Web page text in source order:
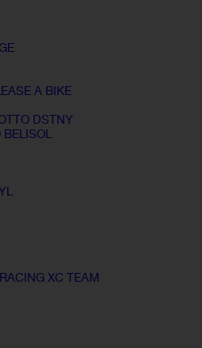
A BIKE
DSTNY
BELISOL
XC TEAM